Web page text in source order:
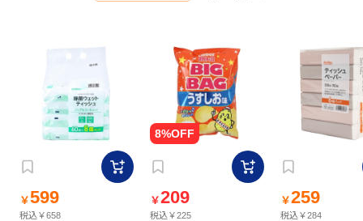
￥599
税込￥658
￥209
税込￥225
￥259
税込￥284